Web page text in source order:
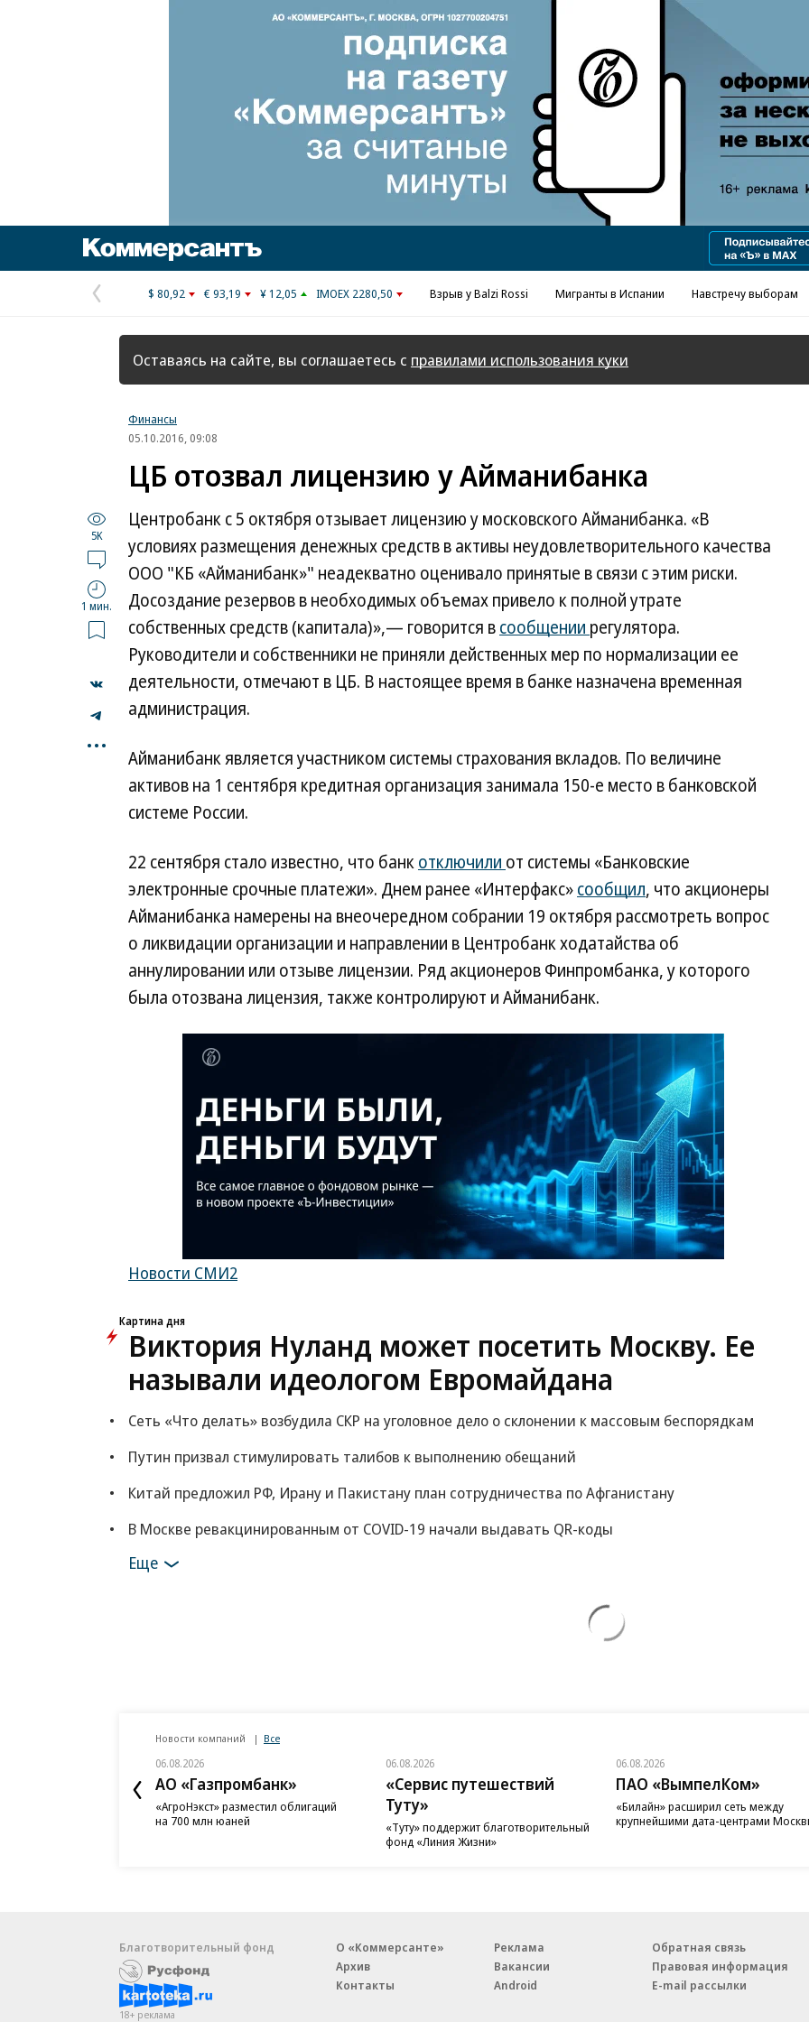
Предыдущая
страница
$ 80,92 € 93,19 ¥ 12,05 IMOEX 2280,50 Взрыв у Balzi Rossi Мигранты в Испании Навстречу выборам
Оставаясь на сайте, вы соглашаетесь с правилами использования куки
Финансы
05.10.2016, 09:08
ЦБ отозвал лицензию у Айманибанка
5K
1 мин.
...
Центробанк с 5 октября отзывает лицензию у московского Айманибанка. «В
условиях размещения денежных средств в активы неудовлетворительного качества
ООО "КБ «Айманибанк»" неадекватно оценивало принятые в связи с этим риски.
Досоздание резервов в необходимых объемах привело к полной утрате
собственных средств (капитала)»,— говорится всообщении регулятора.
Руководители и собственники не приняли действенных мер по нормализации ее
деятельности, отмечают в ЦБ. В настоящее время в банке назначена временная
администрация.
Айманибанк является участником системы страхования вкладов. По величине
активов на 1 сентября кредитная организация занимала 150-е место в банковской
системе России.
22 сентября стало известно, что банкотключили от системы «Банковские
электронные срочные платежи». Днем ранее «Интерфакс»сообщил, что акционеры
Айманибанка намерены на внеочередном собрании 19 октября рассмотреть вопрос
о ликвидации организации и направлении в Центробанк ходатайства об
аннулировании или отзыве лицензии. Ряд акционеров Финпромбанка, у которого
была отозвана лицензия, также контролируют и Айманибанк.
Новости СМИ2
Картина дня
Виктория Нуланд может посетить Москву. Ее
называли идеологом Евромайдана
Сеть «Что делать» возбудила СКР на уголовное дело о склонении к массовым беспорядкам
Путин призвал стимулировать талибов к выполнению обещаний
Китай предложил РФ, Ирану и Пакистану план сотрудничества по Афганистану
В Москве ревакцинированным от COVID-19 начали выдавать QR-коды
Еще
Новости компаний Все
06.08.2026
АО «Газпромбанк»
«АгроНэкст» разместил облигаций
на 700 млн юаней
06.08.2026
«Сервис путешествий
Туту»
«Туту» поддержит благотворительный
фонд «Линия Жизни»
06.08.2026
ПАО «ВымпелКом»
«Билайн» расширил сеть между
крупнейшими дата-центрами
Благотворительный фонд
18+ реклама
О «Коммерсанте»
Архив
Контакты
Реклама
Вакансии
Android
Обратная связь
Правовая информация
E-mail рассылки